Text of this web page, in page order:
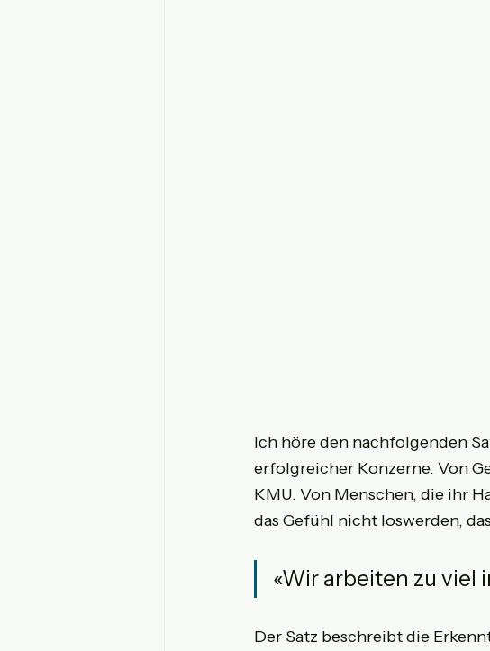
Ich höre den nachfolgenden
erfolgreicher Konzerne. Von
KMU. Von Menschen, die ihr
das Gefühl nicht loswerden,
«Wir arbeiten zu viel
Der Satz beschreibt die